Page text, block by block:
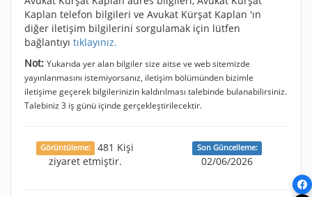
Kaplan telefon bilgileri ve Avukat Kürşat Kaplan 'ın
diğer iletişim bilgilerini sorgulamak için lütfen
bağlantıyı tıklayınız.
Not: Yukarıda yer alan bilgiler size aitse ve web sitemizde
yayınlanmasını istemiyorsanız, iletişim bölümünden bizimle
iletişime geçerek bilgilerinizin kaldırılması talebinde bulanabilirsiniz.
Talebiniz 3 iş günü içinde gerçekleştirilecektir.
Görüntüleme:
481 Kişi
ziyaret etmiştir.
Son Güncelleme:
02/06/2026